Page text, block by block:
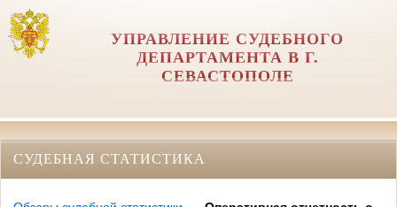
УПРАВЛЕНИЕ СУДЕБНОГО
ДЕПАРТАМЕНТА В Г.
СЕВАСТОПОЛЕ
СУДЕБНАЯ СТАТИСТИКА